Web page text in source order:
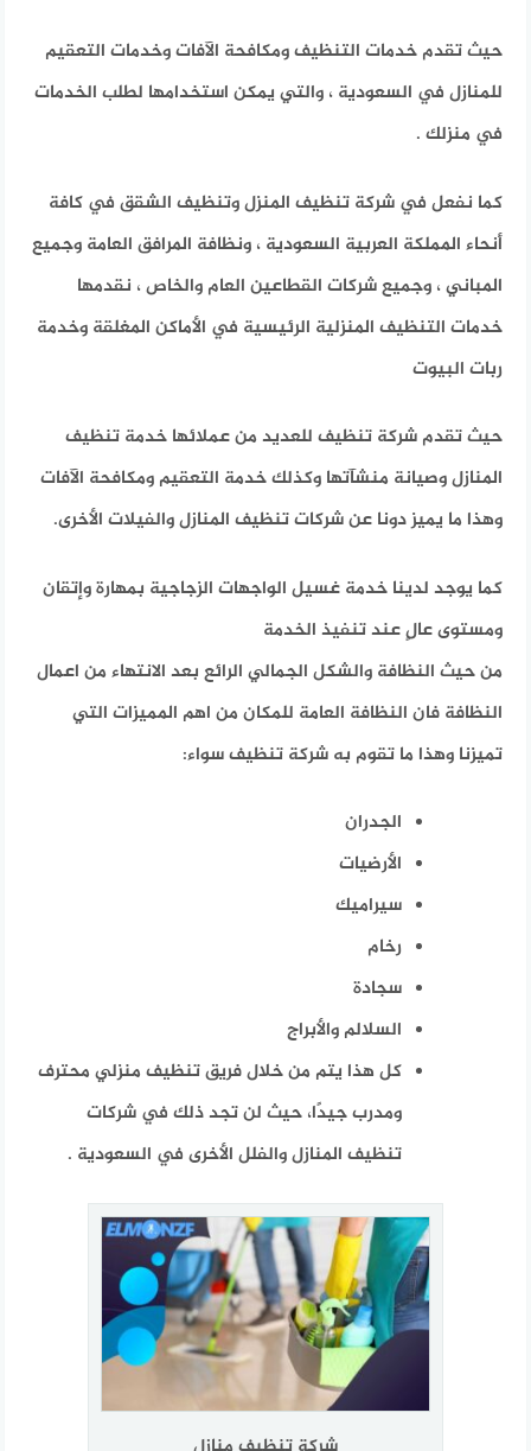
حيث تقدم خدمات التنظيف ومكافحة الآفات وخدمات التعقيم
للمنازل في السعودية ، والتي يمكن استخدامها لطلب الخدمات
في منزلك .
كما نفعل في شركة تنظيف المنزل وتنظيف الشقق في كافة
أنحاء المملكة العربية السعودية ، ونظافة المرافق العامة وجميع
المباني ، وجميع شركات القطاعين العام والخاص ، نقدمها
خدمات التنظيف المنزلية الرئيسية في الأماكن المغلقة وخدمة
ربات البيوت
حيث تقدم شركة تنظيف للعديد من عملائها خدمة تنظيف
المنازل وصيانة منشآتها وكذلك خدمة التعقيم ومكافحة الآفات
وهذا ما يميز دونا عن شركات تنظيف المنازل والفيلات الأخرى.
كما يوجد لدينا خدمة غسيل الواجهات الزجاجية بمهارة وإتقان
ومستوى عالٍ عند تنفيذ الخدمة
من حيث النظافة والشكل الجمالي الرائع بعد الانتهاء من اعمال
النظافة فان النظافة العامة للمكان من اهم المميزات التي
تميزنا وهذا ما تقوم به شركة تنظيف سواء:
الجدران
الأرضيات
سيراميك
رخام
سجادة
السلالم والأبراج
كل هذا يتم من خلال فريق تنظيف منزلي محترف
ومدرب جيدًا، حيث لن تجد ذلك في شركات
تنظيف المنازل والفلل الأخرى في السعودية .